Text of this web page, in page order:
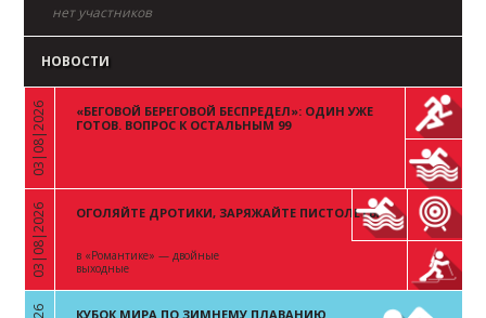
нет участников
НОВОСТИ
«
03|08|2026
«БЕГОВОЙ БЕРЕГОВОЙ БЕСПРЕДЕЛ»: ОДИН УЖЕ
ГОТОВ. ВОПРОС К ОСТАЛЬНЫМ 99
«
03|08|2026 ОГОЛЯЙТЕ ДРОТИКИ, ЗАРЯЖАЙТЕ ПИСТОЛЕТЫ
в «Романтике» — двойные
выходные
КУБОК МИРА ПО ЗИМНЕМУ ПЛАВАНИЮ